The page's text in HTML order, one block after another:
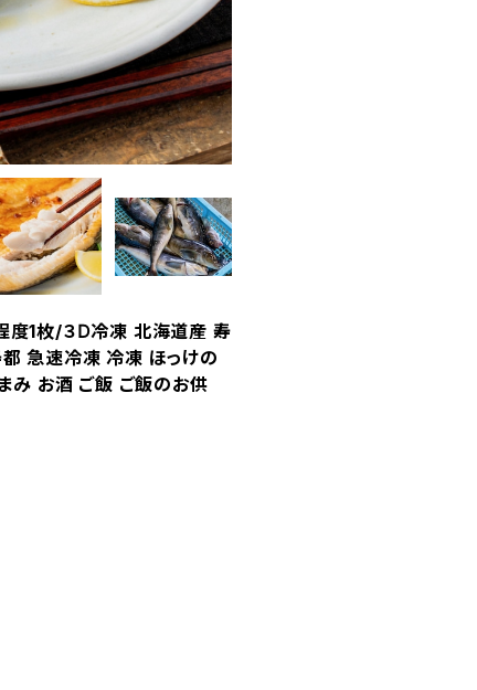
度1枚/３Ⅾ冷凍 北海道産 寿
急速冷凍 冷凍 ほっけの
み お酒 ご飯 ご飯のお供